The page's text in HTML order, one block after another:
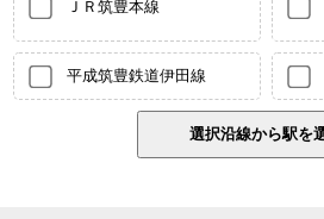
ＪＲ筑豊本線
平成筑豊鉄道伊田線